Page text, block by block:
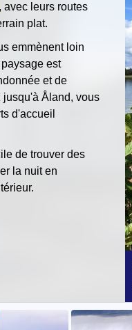
, avec leurs routes
plat.
emmènent loin
est
et de
Åland, vous
d'accueil
de trouver des
la nuit en